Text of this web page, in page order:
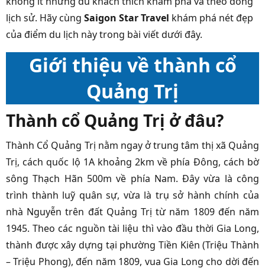
lịch sử. Hãy cùng Saigon Star Travel khám phá nét đẹp
của điểm du lịch này trong bài viết dưới đây.
Giới thiệu về thành cổ
Quảng Trị
Thành cổ Quảng Trị ở đâu?
Thành Cổ Quảng Trị nằm ngay ở trung tâm thị xã Quảng
Trị, cách quốc lộ 1A khoảng 2km về phía Đông, cách bờ
sông Thạch Hãn 500m về phía Nam. Đây vừa là công
trình thành luỹ quân sự, vừa là trụ sở hành chính của
nhà Nguyễn trên đất Quảng Trị từ năm 1809 đến năm
1945. Theo các nguồn tài liệu thì vào đầu thời Gia Long,
thành được xây dựng tại phường Tiền Kiên (Triệu Thành
– Triệu Phong), đến năm 1809, vua Gia Long cho dời đến